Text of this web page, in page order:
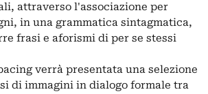
attraverso l'associazione per
in una grammatica sintagmatica,
frasi e aforismi di per se stessi
verrà presentata una selezione
di immagini in dialogo formale tra